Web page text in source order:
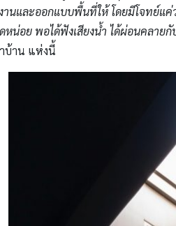
านและออกแบบพื้นที่ให้ โดยมีโจทย์แค่
หน่อย พอได้ฟังเสียงน้ำ ได้ผ่อนคลาย
บ้าน แห่งนี้